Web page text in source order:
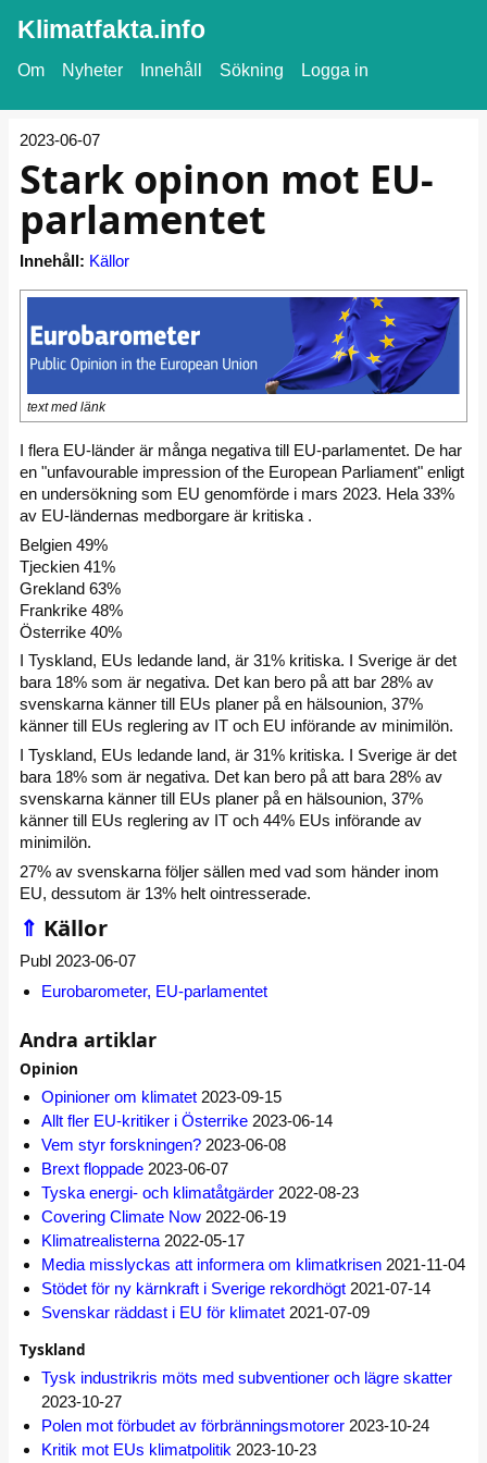
Klimatfakta.info
Om Nyheter Innehåll Sökning Logga in
2023-06-07
Stark opinon mot EU-
parlamentet
Innehåll: Källor
text med länk
I flera EU-länder är många negativa till EU-parlamentet. De har
en "unfavourable impression of the European Parliament" enligt
en undersökning som EU genomförde i mars 2023. Hela 33%
av EU-ländernas medborgare är kritiska .
Belgien 49%
Tjeckien 41%
Grekland 63%
Frankrike 48%
Österrike 40%
I Tyskland, EUs ledande land, är 31% kritiska. I Sverige är det
bara 18% som är negativa. Det kan bero på att bar 28% av
svenskarna känner till EUs planer på en hälsounion, 37%
känner till EUs reglering av IT och EU införande av minimilön.
I Tyskland, EUs ledande land, är 31% kritiska. I Sverige är det
bara 18% som är negativa. Det kan bero på att bara 28% av
svenskarna känner till EUs planer på en hälsounion, 37%
känner till EUs reglering av IT och 44% EUs införande av
minimilön.
27% av svenskarna följer sällen med vad som händer inom
EU, dessutom är 13% helt ointresserade.
⇑ Källor
Publ 2023-06-07
Eurobarometer, EU-parlamentet
Andra artiklar
Opinion
Opinioner om klimatet 2023-09-15
Allt fler EU-kritiker i Österrike 2023-06-14
Vem styr forskningen? 2023-06-08
Brext floppade 2023-06-07
Tyska energi- och klimatåtgärder 2022-08-23
Covering Climate Now 2022-06-19
Klimatrealisterna 2022-05-17
Media misslyckas att informera om klimatkrisen 2021-11-04
Stödet för ny kärnkraft i Sverige rekordhögt 2021-07-14
Svenskar räddast i EU för klimatet 2021-07-09
Tyskland
Tysk industrikris möts med subventioner och lägre skatter
2023-10-27
Polen mot förbudet av förbränningsmotorer 2023-10-24
Kritik mot EUs klimatpolitik 2023-10-23